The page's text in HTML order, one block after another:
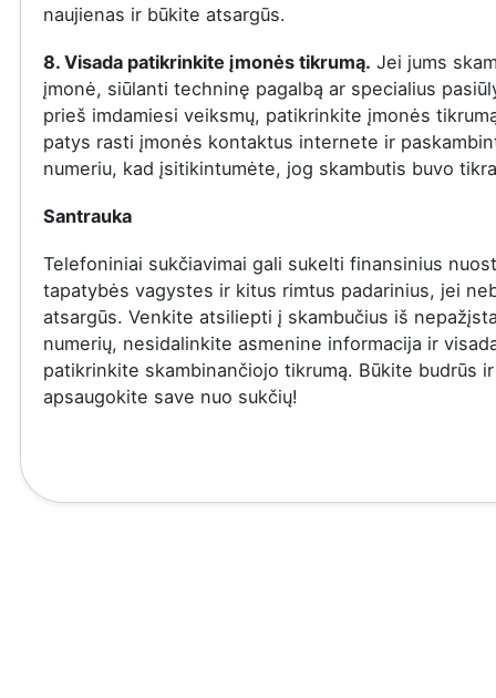
naujienas ir būkite atsargūs.
8. Visada patikrinkite įmonės tikrumą. Jei jums
įmonė, siūlanti techninę pagalbą ar specialius
prieš imdamiesi veiksmų, patikrinkite įmonės
patys rasti įmonės kontaktus internete ir
numeriu, kad įsitikintumėte, jog skambutis buvo
Santrauka
Telefoniniai sukčiavimai gali sukelti finansinius
tapatybės vagystes ir kitus rimtus padarinius, jei
atsargūs. Venkite atsiliepti į skambučius iš
numerių, nesidalinkite asmenine informacija ir
patikrinkite skambinančiojo tikrumą. Būkite budrūs ir
apsaugokite save nuo sukčių!